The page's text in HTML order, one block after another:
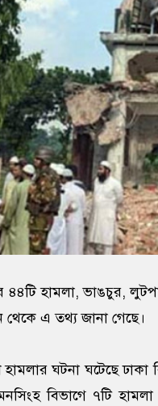
৪৪টি হামলা, ভাঙচুর,
এ তথ্য জানা গেছে।
ঘটনা ঘটেছে
বিভাগে ৭টি